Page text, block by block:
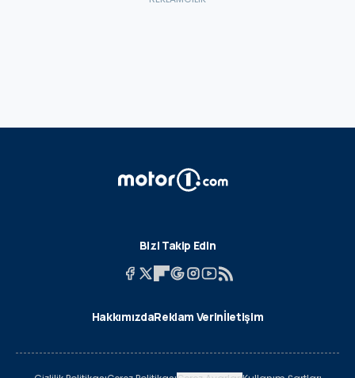
Bizi Takip Edin
HakkımızdaReklam Verinİletişim